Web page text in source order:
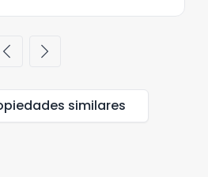
chevron_left chevron_right
similares